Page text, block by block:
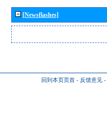
[Newsflashes]
回到本页页首 - 反馈意见 -